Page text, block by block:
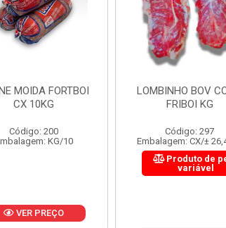
BOV CONG
FRIBOI KG
Código: 297
CX/± 26,4 KG
FIGADO BOV CONG
KG
Código: 222
Embalagem: CX/±
Produto de
variável